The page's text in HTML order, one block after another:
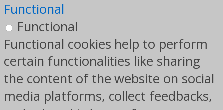
Functional
Functional
Functional cookies help to perform
certain functionalities like sharing
the content of the website on social
media platforms, collect feedbacks,